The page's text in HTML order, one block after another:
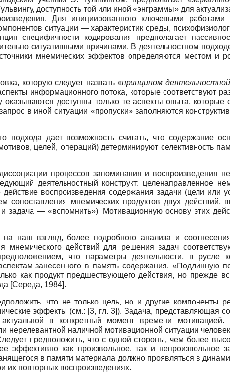
доступность той или иной «энграммы» для
Для инициированного ключевыми работами
ситуации — характеристик среды,
специфичности кодирования предполагает
ситуативными причинами. В деятельностном
мнемических эффектов определяются местом и
которую следует назвать «принципом
информационного потока, которые соответствуют
доступны только те аспекты опыта, которые
в иной ситуации «пропуски» заполняются
подхода дает возможность считать, что содержание
целей, операций) детерминируют селективность
процессов запоминания и воспроизведения
деятельностный конструкт: целенаправленное
воспроизведения содержания задачи (цели или
сопоставления мнемических продуктов двух
— «вспомнить»). Мотивационную основу этих
наш взгляд, более подробного анализа и
мнемического действий для решения задач
что параметры деятельности, в русле
занесенного в память содержания. «Подлинную
как продукт предшествующего действия, но прежде
[Середа, 1984].
что не только цель, но и другие компоненты
эффекты (см.: [3, гл. 3]). Задача, представляющая
в конкретный момент времени мотивацией.
нерелевантной наличной мотивационной ситуации
предположить, что с одной стороны, чем более
эффективно как произвольное, так и непроизвольное
в памяти материала должно проявляться в
их повторных воспроизведениях.